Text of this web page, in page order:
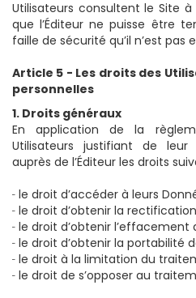
Utilisateurs consultent le Site à
que l’Éditeur ne puisse être
faille de sécurité qu’il n’est pas
Article 5 - Les droits des
personnelles
1. Droits généraux
En application de la
Utilisateurs justifiant de
auprès de l’Éditeur les droits
le droit d’accéder à leurs
le droit d’obtenir la
le droit d’obtenir l’effacement
le droit d’obtenir la portabilité
le droit à la limitation du
le droit de s’opposer au